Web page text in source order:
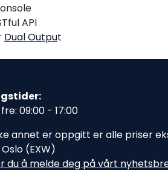
API
Dual Output
09:00 - 17:00
annet er oppgitt er alle priser
(EXW)
du å melde deg på vårt